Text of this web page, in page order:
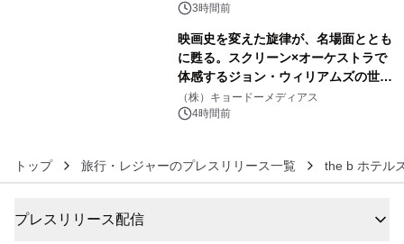
3時間前
映画史を変えた旋律が、名場面ととも
に甦る。スクリーン×オーケストラで
体感するジョン・ウィリアムズの世
界。ジョン・ウィリアムズ：シネマ・
スペクタキュラー・コンサート 開催決
（株）キョードーメディアス
4時間前
トップ 旅行・レジャーのプレスリリース一覧 the b ホテル
プレスリリース配信